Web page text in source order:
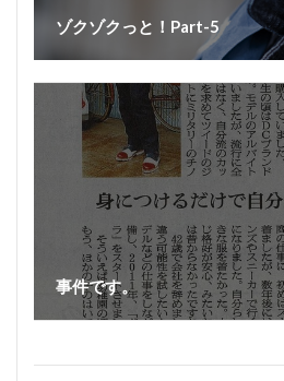
ゾクゾクっと！Part-5
事件です。